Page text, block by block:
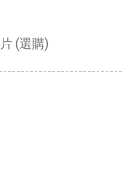
(選購)